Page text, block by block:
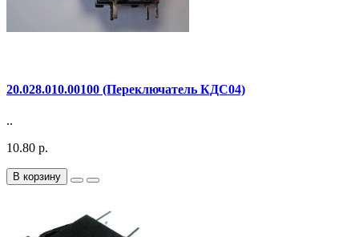
20.028.010.00100 (Переключатель КДС04)
..
10.80 р.
В корзину